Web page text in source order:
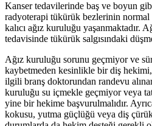
Kanser tedavilerinde baş ve boyun
radyoterapi tükürük bezlerinin normal
kalıcı ağız kuruluğu yaşanmaktadır.
tedavisinde tükürük salgısındaki
Ağız kuruluğu sorunu geçmiyor ve
kaybetmeden kesinlikle bir diş hekimi,
ilgili branş doktorundan randevu
kuruluğu su içmekle geçmiyor veya
yine bir hekime başvurulmalıdır.
kokusu, yutma güçlüğü veya diş